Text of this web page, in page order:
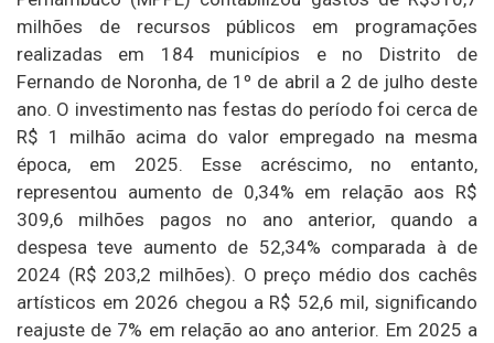
milhões de recursos públicos em programações
realizadas em 184 municípios e no Distrito de
Fernando de Noronha, de 1º de abril a 2 de julho deste
ano. O investimento nas festas do período foi cerca de
R$ 1 milhão acima do valor empregado na mesma
época, em 2025. Esse acréscimo, no entanto,
representou aumento de 0,34% em relação aos R$
309,6 milhões pagos no ano anterior, quando a
despesa teve aumento de 52,34% comparada à de
2024 (R$ 203,2 milhões). O preço médio dos cachês
artísticos em 2026 chegou a R$ 52,6 mil, significando
reajuste de 7% em relação ao ano anterior. Em 2025 a